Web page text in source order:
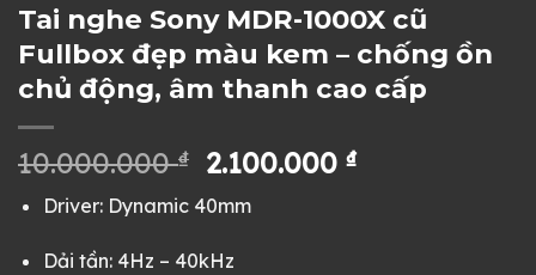
Tai nghe Sony MDR-1000X cũ
Fullbox đẹp màu kem – chống ồn
chủ động, âm thanh cao cấp
10.000.000₫
Giá
gốc
là:
10.000.000 ₫.
2.100.000₫Giá
Driver: Dynamic 40mm
Dải tần: 4Hz – 40kHz